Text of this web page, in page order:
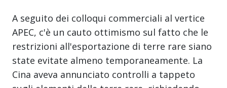
A seguito dei colloqui commerciali al vertice
APEC, c'è un cauto ottimismo sul fatto che le
restrizioni all'esportazione di terre rare siano
state evitate almeno temporaneamente. La
Cina aveva annunciato controlli a tappeto